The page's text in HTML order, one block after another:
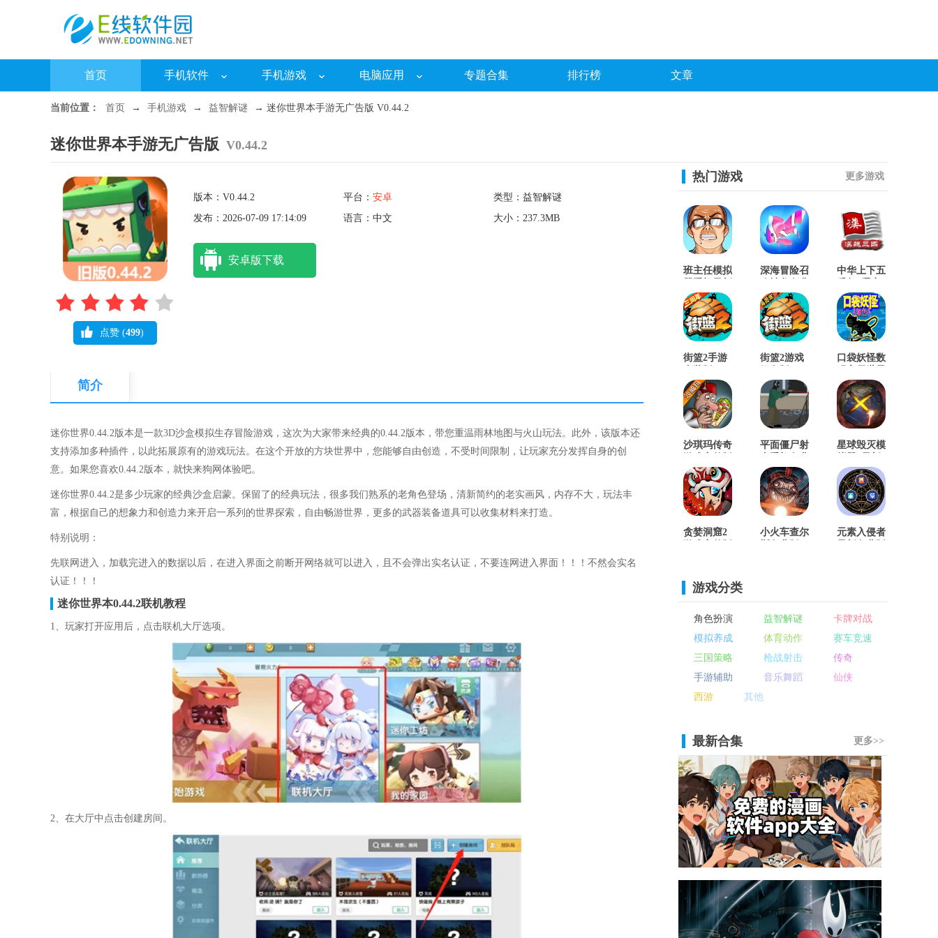
首页 手机软件 手机游戏 电脑应用 专题合集 排行榜 文章
当前位置： 首页 → 手机游戏 → 益智解谜 → 迷你世界本手游无广告版 V0.44.2
迷你世界本手游无广告版 V0.44.2
点赞 (499)
版本：V0.44.2 平台： 安卓
类型：益智解谜
发布：2026-07-09 17:14:09
语言：中文 大小：237.3MB
安卓版下载
简介
迷你世界0.44.2版本是一款3D沙盒模拟生存冒险游戏，这次为大家带来经典的0.44.2版本，带您重温雨林地图与火山玩法。此外，该版本还
支持添加多种插件，以此拓展原有的游戏玩法。在这个开放的方块世界中，您能够自由创造，不受时间限制，让玩家充分发挥自身的创
意。如果您喜欢0.44.2版本，就快来狗网体验吧。
迷你世界0.44.2是多少玩家的经典沙盒启蒙。保留了的经典玩法，很多我们熟系的老角色登场，清新简约的老实画风，内存不大，玩法丰
富，根据自己的想象力和创造力来开启一系列的世界探索，自由畅游世界，更多的武器装备道具可以收集材料来打造。
特别说明：
先联网进入，加载完进入的数据以后，在进入界面之前断开网络就可以进入，且不会弹出实名认证，不要连网进入界面！！！不然会实名
认证！！！
迷你世界本0.44.2联机教程
1、玩家打开应用后，点击联机大厅选项。
2、在大厅中点击创建房间。
热门游戏 更多游戏
班主任模拟
版
深海冒险召
原版
中华上下五
金元直装版
街篮2手游
街篮2游戏
口袋妖怪数
手游版
沙琪玛传奇
平面僵尸射
版
星球毁灭模
免费版
贪婪洞窟2
小火车查尔
元素入侵者
游戏分类
角色扮演 益智解谜
卡牌对战
模拟养成
体育动作
赛车竞速
三国策略
枪战射击
传奇
手游辅助
音乐舞蹈
仙侠
西游
其他
最新合集 更多>>